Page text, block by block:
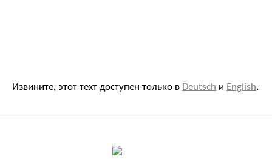
Извините, этот техт доступен только в Deutsch и English.